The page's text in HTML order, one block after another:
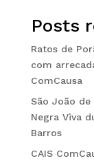
Posts
Ratos de
com
ComCausa
São João
Negra Viva
Barros
CAIS